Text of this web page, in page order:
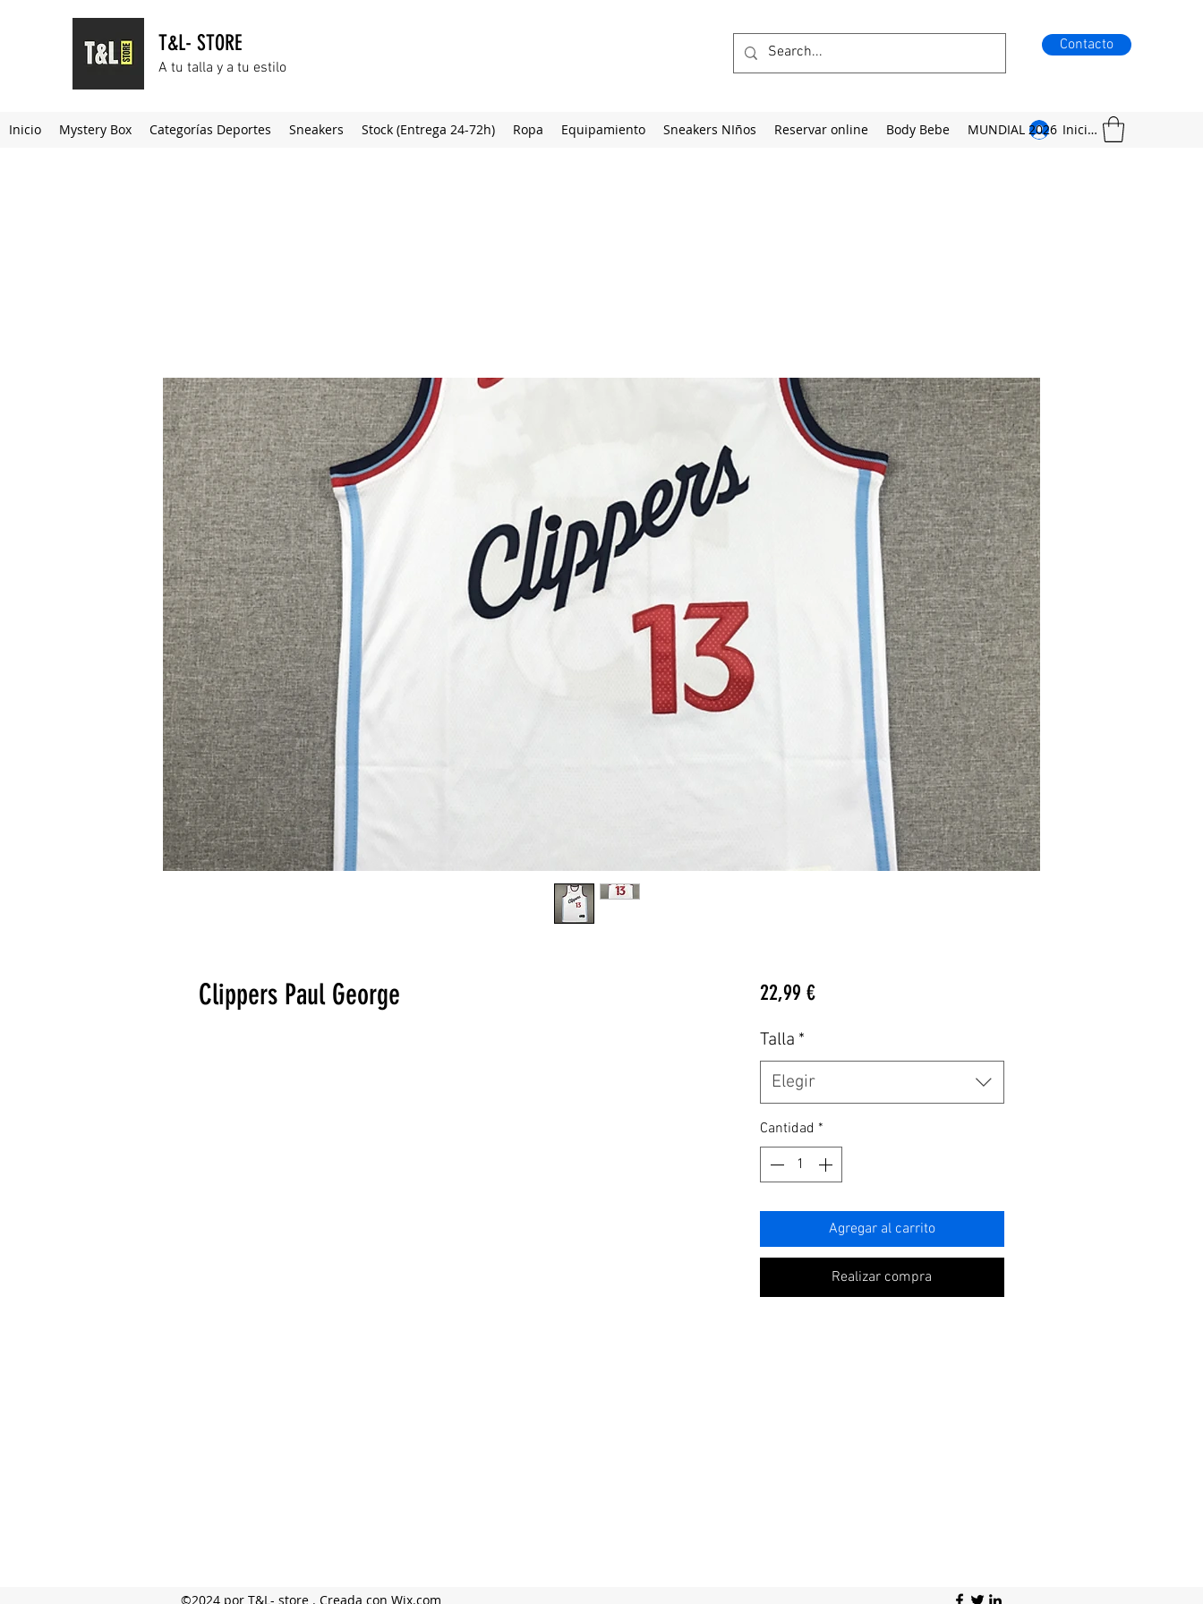
T&L- STORE
A tu talla y a tu estilo
Contacto
Iniciar sesión
Inicio Mystery Box Categorías Deportes Sneakers Stock (Entrega 24-72h) Ropa Equipamiento Sneakers NIños Reservar online Body Bebe MUNDIAL 2026
Clippers Paul George 22,99 €Precio
Talla *
Elegir
Cantidad *
Agregar al carrito
Realizar compra
©2024 por T&L- store . Creada con Wix.com